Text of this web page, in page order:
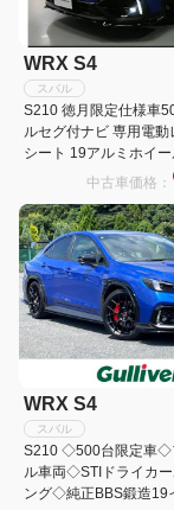
WRX S4
スバル
S210 徳月限定仕様車
ルセグ付ナビ 専用電動
シート 19アルミホイ
ーボンスポイラー
中古車価格：
WRX S4
スバル
S210 ◇500台限定車◇
ル車両◇STIドライカ
ング◇純正BBS鍛造19